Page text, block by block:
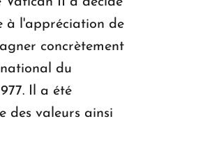
à l'appréciation de
concrètement
du
Il a été
des valeurs ainsi